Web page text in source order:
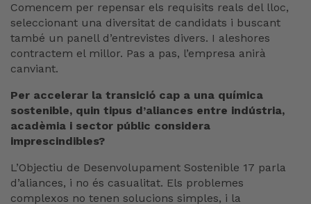
Comencem per repensar els requisits reals del lloc,
seleccionant una diversitat de candidats i buscant
també un panell d’entrevistes divers. I aleshores
contractem el millor. Pas a pas, l’empresa anirà
canviant.
Per accelerar la transició cap a una química
sostenible, quin tipus d’aliances entre indústria,
acadèmia i sector públic considera
imprescindibles?
L’Objectiu de Desenvolupament Sostenible 17 parla
d’aliances, i no és casualitat. Els problemes
complexos no tenen solucions simples, i la